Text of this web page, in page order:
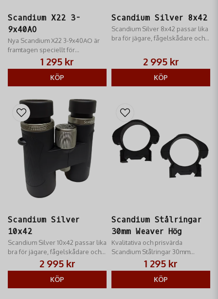
Scandium X22 3-
9x40AO
Nya Scandium X22 3-9x40AO är
framtagen speciellt för
småviltstudsare och luftgevär
1 295 kr
KÖP
Scandium Silver 8x42
Scandium Silver 8x42​ passar lika
bra för jägare, fågelskådare och
ljusstyrka som räcker till även i
2 995 kr
KÖP
Scandium Silver
10x42
Scandium Silver 10x42​ passar lika
bra för jägare, fågelskådare och
naturälskare av alla slag, med en
ljusstyrka som räcker till även i
2 995 kr
KÖP
Scandium Stålringar
30mm Weaver Hög
Kvalitativa och prisvärda
Scandium Stålringar 30mm
Weaver Hög med ett slimmat och
snyggt utseende
1 295 kr
KÖP